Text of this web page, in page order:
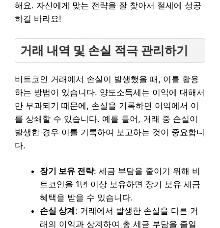
해요. 자신에게 맞는 전략을 잘 찾아서 절세에 성공
하길 바라요!
거래 내역 및 손실 적극 관리하기
비트코인 거래에서 손실이 발생했을 때, 이를 활용
하는 방법이 있습니다. 양도소득세는 이익에 대해서
만 부과되기 때문에, 손실을 기록하면 이익에서 이
를 상쇄할 수 있습니다. 예를 들어, 거래 중 손실이
발생한 경우 이를 기록하여 보고하는 것이 중요합니
다.
장기 보유 전략: 세금 부담을 줄이기 위해 비
트코인을 1년 이상 보유하면 장기 보유 세금
혜택을 받을 수 있습니다.
손실 상계 : 거래에서 발생한 손실을 다른 거
래의 이익과 상계하여 총 세금 부담을 줄일